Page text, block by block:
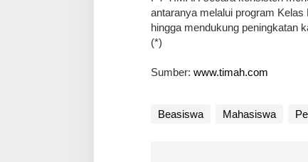
antaranya melalui program
hingga mendukung peningkatan
(*)
Sumber: www.timah.com
Beasiswa Mahasiswa